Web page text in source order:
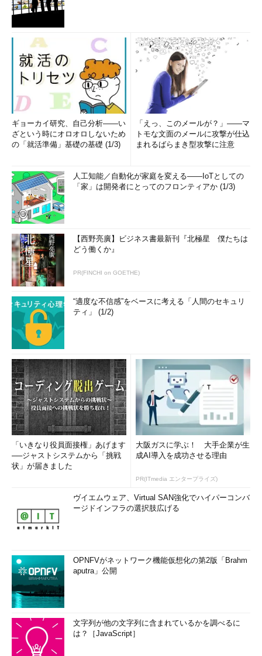
ギョーカイ研究、自己分析――い
ざという時にオロオロしないため
の「就活準備」基礎の基礎 (1/3)
「えっ、このメールが？」――マ
トモな文面のメールに攻撃が仕込
まれるばらまき型攻撃に注意
人工知能／自動化が家庭を変える――IoTとしての
「家」は開発者にとってのフロンティアか (1/3)
【西野亮廣】ビジネス書最新刊『北極星 僕たちは
どう働くか』
PR(FINCHI on GOETHE)
“適度な不信感”をベースに考える「人間のセキュリ
ティ」 (1/2)
「いきなり役員面接権」あげます
──ジャストシステムから「挑戦
状」が届きました
大阪ガスに学ぶ！ 大手企業が生
成AI導入を成功させる理由
PR(ITmedia エンタープライズ)
ヴイエムウェア、Virtual SAN強化でハイパーコンバ
ージドインフラの選択肢広げる
OPNFVがネットワーク機能仮想化の第2版「Brahm
aputra」公開
文字列が他の文字列に含まれているかを調べるに
は？［JavaScript］